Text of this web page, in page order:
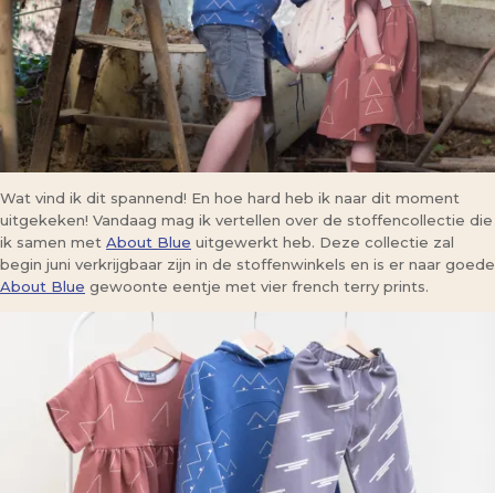
Wat vind ik dit spannend! En hoe hard heb ik naar dit moment
uitgekeken! Vandaag mag ik vertellen over de stoffencollectie die
ik samen met About Blue uitgewerkt heb. Deze collectie zal
begin juni verkrijgbaar zijn in de stoffenwinkels en is er naar goede
About Blue gewoonte eentje met vier french terry prints.